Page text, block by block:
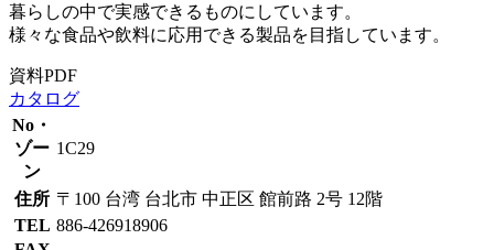
暮らしの中で実感できるものにしています。
様々な食品や飲料に応用できる製品を目指しています。
資料PDF
カタログ
No・
ゾー
ン
1C29
住所 〒100 台湾 台北市 中正区 館前路 2号 12階
TEL 886-426918906